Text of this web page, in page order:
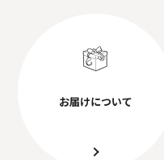
お届けについて